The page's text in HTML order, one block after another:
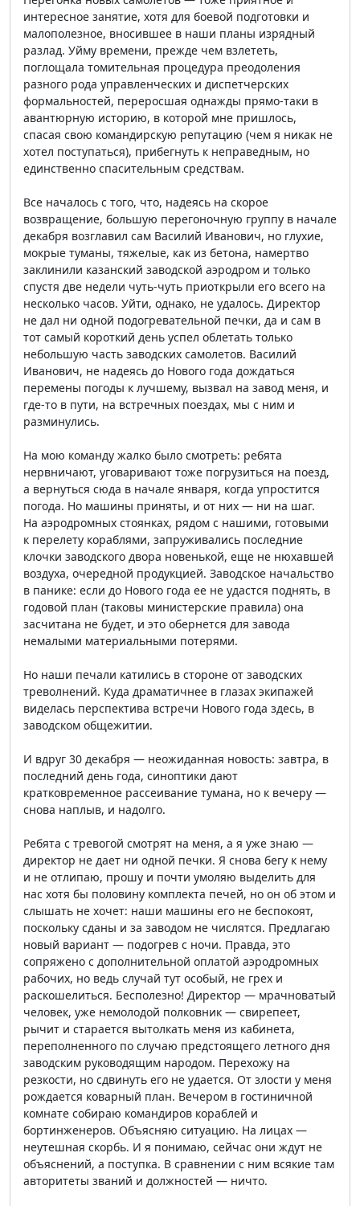
интересное занятие, хотя для боевой подготовки и
малополезное, вносившее в наши планы изрядный
разлад. Уйму времени, прежде чем взлететь,
поглощала томительная процедура преодоления
разного рода управленческих и диспетчерских
формальностей, переросшая однажды прямо-таки в
авантюрную историю, в которой мне пришлось,
спасая свою командирскую репутацию (чем я никак не
хотел поступаться), прибегнуть к неправедным, но
единственно спасительным средствам.
Все началось с того, что, надеясь на скорое
возвращение, большую перегоночную группу в начале
декабря возглавил сам Василий Иванович, но глухие,
мокрые туманы, тяжелые, как из бетона, намертво
заклинили казанский заводской аэродром и только
спустя две недели чуть-чуть приоткрыли его всего на
несколько часов. Уйти, однако, не удалось. Директор
не дал ни одной подогревательной печки, да и сам в
тот самый короткий день успел облетать только
небольшую часть заводских самолетов. Василий
Иванович, не надеясь до Нового года дождаться
перемены погоды к лучшему, вызвал на завод меня, и
где-то в пути, на встречных поездах, мы с ним и
разминулись.
На мою команду жалко было смотреть: ребята
нервничают, уговаривают тоже погрузиться на поезд,
а вернуться сюда в начале января, когда упростится
погода. Но машины приняты, и от них — ни на шаг.
На аэродромных стоянках, рядом с нашими, готовыми
к перелету кораблями, запруживались последние
клочки заводского двора новенькой, еще не нюхавшей
воздуха, очередной продукцией. Заводское начальство
в панике: если до Нового года ее не удастся поднять, в
годовой план (таковы министерские правила) она
засчитана не будет, и это обернется для завода
немалыми материальными потерями.
Но наши печали катились в стороне от заводских
треволнений. Куда драматичнее в глазах экипажей
виделась перспектива встречи Нового года здесь, в
заводском общежитии.
И вдруг 30 декабря — неожиданная новость: завтра, в
последний день года, синоптики дают
кратковременное рассеивание тумана, но к вечеру —
снова наплыв, и надолго.
Ребята с тревогой смотрят на меня, а я уже знаю —
директор не дает ни одной печки. Я снова бегу к нему
и не отлипаю, прошу и почти умоляю выделить для
нас хотя бы половину комплекта печей, но он об этом и
слышать не хочет: наши машины его не беспокоят,
поскольку сданы и за заводом не числятся. Предлагаю
новый вариант — подогрев с ночи. Правда, это
сопряжено с дополнительной оплатой аэродромных
рабочих, но ведь случай тут особый, не грех и
раскошелиться. Бесполезно! Директор — мрачноватый
человек, уже немолодой полковник — свирепеет,
рычит и старается вытолкать меня из кабинета,
переполненного по случаю предстоящего летного дня
заводским руководящим народом. Перехожу на
резкости, но сдвинуть его не удается. От злости у меня
рождается коварный план. Вечером в гостиничной
комнате собираю командиров кораблей и
бортинженеров. Объясняю ситуацию. На лицах —
неутешная скорбь. И я понимаю, сейчас они ждут не
объяснений, а поступка. В сравнении с ним всякие там
авторитеты званий и должностей — ничто.